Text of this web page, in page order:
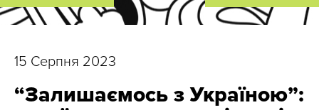
15 Серпня 2023
“Залишаємось з Україною”: